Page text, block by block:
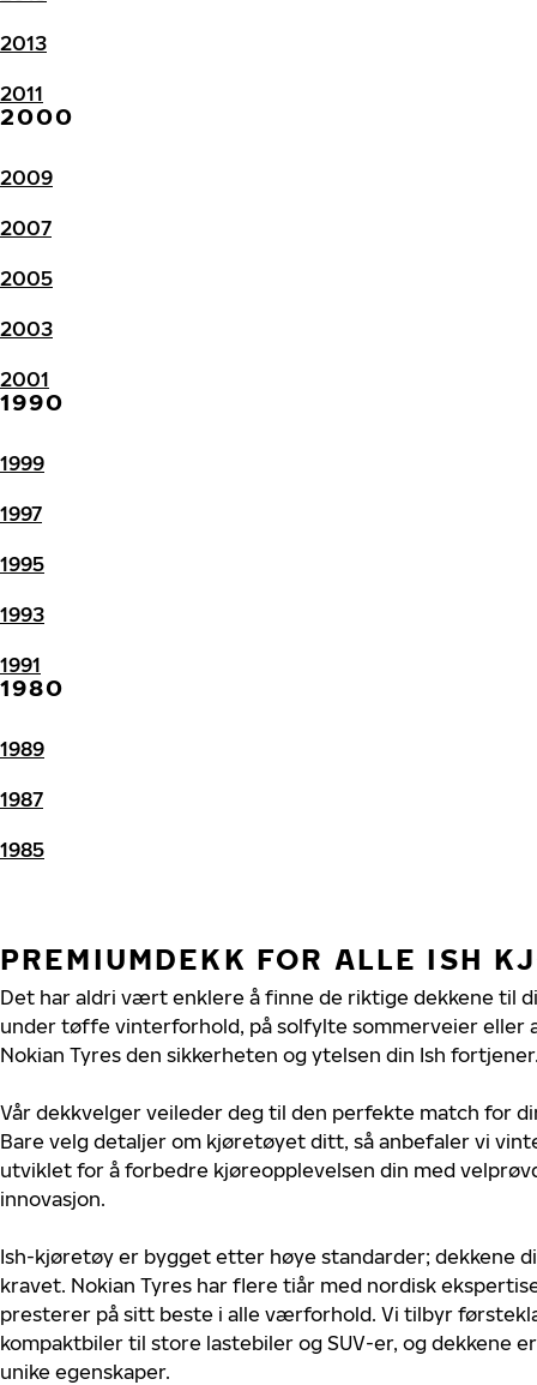
2013
2011
2000
2009
2007
2005
2003
2001
1990
1999
1997
1995
1993
1991
1980
1989
1987
1985
PREMIUMDEKK FOR ALLE ISH
Det har aldri vært enklere å finne de riktige dekkene til
under tøffe vinterforhold, på solfylte sommerveier eller
Nokian Tyres den sikkerheten og ytelsen din Ish
Vår dekkvelger veileder deg til den perfekte match for
Bare velg detaljer om kjøretøyet ditt, så anbefaler vi
utviklet for å forbedre kjøreopplevelsen din med
innovasjon.
Ish-kjøretøy er bygget etter høye standarder; dekkene
kravet. Nokian Tyres har flere tiår med nordisk
presterer på sitt beste i alle værforhold. Vi tilbyr
kompaktbiler til store lastebiler og SUV-er, og dekkene
unike egenskaper.